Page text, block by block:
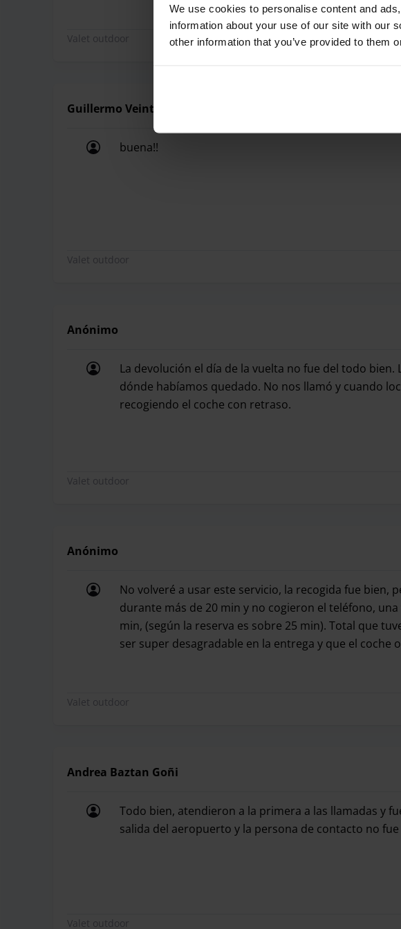
We use cookies to personalise content and
information about your use of our site with our
other information that you’ve provided to them
- 24/7 security surveillance - CCTV cameras & lighting - On-site
protection - Video inspection of the car upon arrival
Valet outdoor
Guillermo Veintemilla
buena!!
Valet outdoor
Anónimo
La devolución el día de la vuelta no fue del todo
dónde habíamos quedado. No nos llamó y cuando
recogiendo el coche con retraso.
Valet outdoor
Anónimo
No volveré a usar este servicio, la recogida fue
durante más de 20 min y no cogieron el teléfono,
min, (según la reserva es sobre 25 min). Total que
ser super desagradable en la entrega y que el coche
Valet outdoor
Andrea Baztan Goñi
Todo bien, atendieron a la primera a las llamadas y
salida del aeropuerto y la persona de contacto no
Valet outdoor